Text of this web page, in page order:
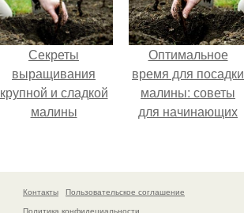
Секреты
выращивания
крупной и сладкой
малины
Оптимальное
время для посадки
малины: советы
для начинающих
Контакты
Пользовательское соглашение
Политика конфидециальности